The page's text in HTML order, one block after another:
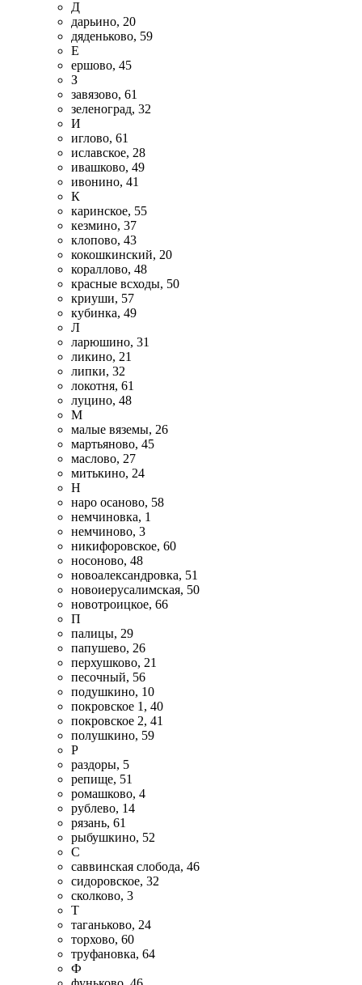
Д
дарьино, 20
дяденьково, 59
Е
ершово, 45
З
завязово, 61
зеленоград, 32
И
иглово, 61
иславское, 28
ивашково, 49
ивонино, 41
К
каринское, 55
кезмино, 37
клопово, 43
кокошкинский, 20
кораллово, 48
красные всходы, 50
криуши, 57
кубинка, 49
Л
ларюшино, 31
ликино, 21
липки, 32
локотня, 61
луцино, 48
М
малые вяземы, 26
мартьяново, 45
маслово, 27
митькино, 24
Н
наро осаново, 58
немчиновка, 1
немчиново, 3
никифоровское, 60
носоново, 48
новоалександровка, 51
новоиерусалимская, 50
новотроицкое, 66
П
палицы, 29
папушево, 26
перхушково, 21
песочный, 56
подушкино, 10
покровское 1, 40
покровское 2, 41
полушкино, 59
Р
раздоры, 5
репище, 51
ромашково, 4
рублево, 14
рязань, 61
рыбушкино, 52
С
саввинская слобода, 46
сидоровское, 32
сколково, 3
Т
таганьково, 24
торхово, 60
труфановка, 64
Ф